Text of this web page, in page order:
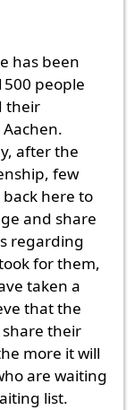
has been
people
their
after the
few
here to
and share
regarding
for them,
taken a
that the
their
more it will
are waiting
list.